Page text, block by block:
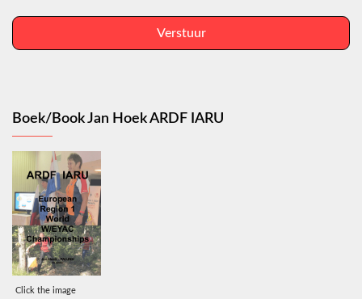
Verstuur
Boek/Book Jan Hoek ARDF IARU
Click the image